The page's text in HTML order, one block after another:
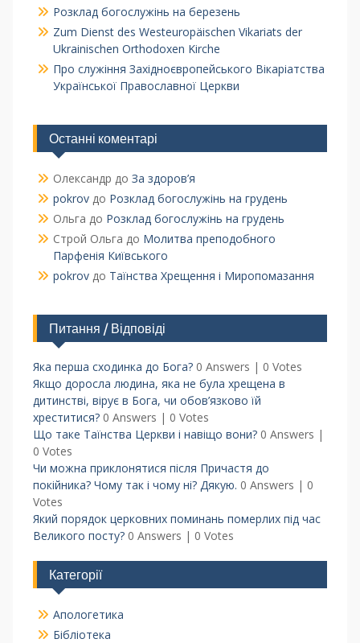
Розклад богослужінь на березень
Zum Dienst des Westeuropäischen Vikariats der
Ukrainischen Orthodoxen Kirche
Про служіння Західноєвропейського Вікаріатства
Української Православної Церкви
Останні коментарі
Олександр до За здоров’я
pokrovдо Розклад богослужінь на грудень
Ольга до Розклад богослужінь на грудень
Строй Ольга до Молитва преподобного
Парфенія Київського
pokrovдо Таїнства Хрещення і Миропомазання
Питання / Відповіді
Яка перша сходинка до Бога? 0 Answers | 0 Votes
Якщо доросла людина, яка не була хрещена в
дитинстві, вірує в Бога, чи обов’язково їй
хреститися? 0 Answers | 0 Votes
Що таке Таїнства Церкви і навіщо вони? 0 Answers |
0 Votes
Чи можна приклонятися після Причастя до
покійника? Чому так і чому ні? Дякую. 0 Answers | 0
Votes
Який порядок церковних поминань померлих під час
Великого посту? 0 Answers | 0 Votes
Категорії
Апологетика
Бібліотека